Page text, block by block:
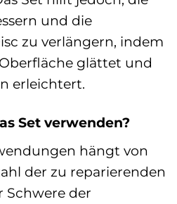
und die
zu verlängern, indem
glättet und
erleichtert.
Set verwenden?
hängt von
der zu reparierenden
Schwere der